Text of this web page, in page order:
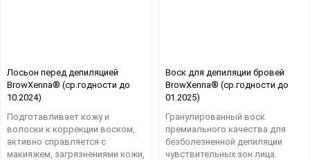
Лосьон перед депиляцией
BrowXenna® (ср.годности до
10.2024)
Подготавливает кожу и
волоски к коррекции воском,
активно справляется с
макияжем, загрязнениями кожи,
Воск для депиляции бровей
BrowXenna® (ср.годности до
01.2025)
​Гранулированный воск
премиального качества для
безболезненной депиляции
чувствительных зон лица.